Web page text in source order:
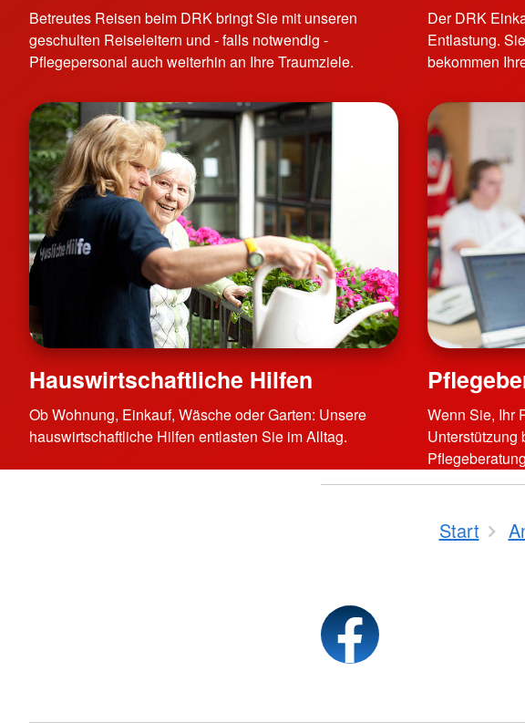
Betreutes Reisen beim DRK bringt Sie mit unseren
geschulten Reiseleitern und - falls notwendig -
Pflegepersonal auch weiterhin an Ihre Traumziele.
Der DRK
Entlastung.
bekommen
Hauswirtschaftliche Hilfen
Ob Wohnung, Einkauf, Wäsche oder Garten: Unsere
hauswirtschaftliche Hilfen entlasten Sie im Alltag.
Wenn Sie, Ihr
Unterstützung
Start